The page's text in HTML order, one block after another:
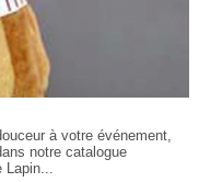
à votre événement,
notre catalogue
Lapin...